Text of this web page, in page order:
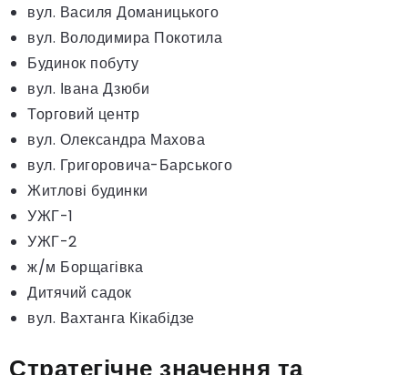
вул. Василя Доманицького
вул. Володимира Покотила
Будинок побуту
вул. Івана Дзюби
Торговий центр
вул. Олександра Махова
вул. Григоровича-Барського
Житлові будинки
УЖГ-1
УЖГ-2
ж/м Борщагівка
Дитячий садок
вул. Вахтанга Кікабідзе
Стратегічне значення та